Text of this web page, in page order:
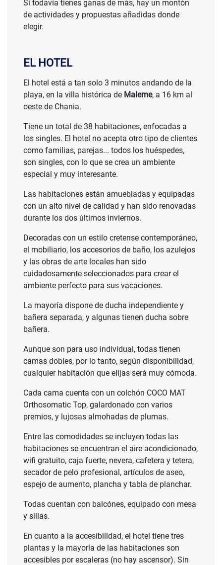
SALIDAS DESDE
1.499 €
Si todavía tienes ganas de más, hay un montón
de actividades y propuestas añadidas donde
elegir.
EL HOTEL
El hotel está a tan solo 3 minutos andando de la
playa, en la villa histórica de Maleme, a 16 km al
oeste de Chania.
Tiene un total de 38 habitaciones, enfocadas a
los singles. El hotel no acepta otro tipo de clientes
como familias, parejas... todos los huéspedes,
son singles, con lo que se crea un ambiente
especial y muy interesante.
Las habitaciones están amuebladas y equipadas
con un alto nivel de calidad y han sido renovadas
durante los dos últimos inviernos.
Decoradas con un estilo cretense contemporáneo,
el mobiliario, los accesorios de baño, los azulejos
y las obras de arte locales han sido
cuidadosamente seleccionados para crear el
ambiente perfecto para sus vacaciones.
La mayoría dispone de ducha independiente y
bañera separada, y algunas tienen ducha sobre
bañera.
Aunque son para uso individual, todas tienen
camas dobles, por lo tanto, según disponibilidad,
cualquier habitación que elijas será muy cómoda.
Cada cama cuenta con un colchón COCO MAT
Orthosomatic Top, galardonado con varios
premios, y lujosas almohadas de plumas.
Entre las comodidades se incluyen todas las
habitaciones se encuentran el aire acondicionado,
wifi gratuito, caja fuerte, nevera, cafetera y tetera,
secador de pelo profesional, artículos de aseo,
espejo de aumento, plancha y tabla de planchar.
Todas cuentan con balcónes, equipado con mesa
y sillas.
En cuanto a la accesibilidad, el hotel tiene tres
plantas y la mayoría de las habitaciones son
accesibles por escaleras (no hay ascensor). Sin